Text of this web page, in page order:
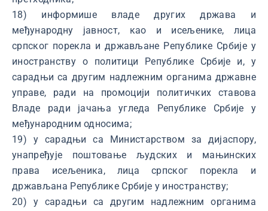
18) информише владе других држава и
међународну јавност, као и исељенике, лица
српског порекла и држављане Републике Србије у
иностранству о политици Републике Србије и, у
сарадњи са другим надлежним органима државне
управе, ради на промоцији политичких ставова
Владе ради јачања угледа Републике Србије у
међународним односима;
19) у сарадњи са Министарством за дијаспору,
унапређује поштовање људских и мањинских
права исељеника, лица српског порекла и
држављана Републике Србије у иностранству;
20) у сарадњи са другим надлежним органима